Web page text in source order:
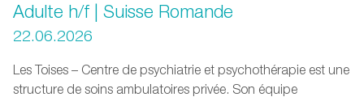
Adulte h/f | Suisse Romande
22.06.2026
Les Toises – Centre de psychiatrie et psychothérapie est une
structure de soins ambulatoires privée. Son équipe